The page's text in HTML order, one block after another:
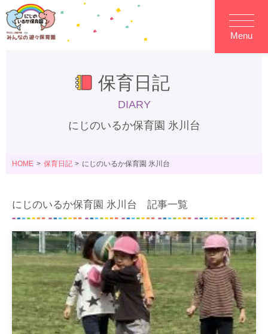
Menu
保育日記
DIARY
にじのいるか保育園 氷川台
HOME 保育日記 にじのいるか保育園 氷川台
にじのいるか保育園 氷川台 記事一覧